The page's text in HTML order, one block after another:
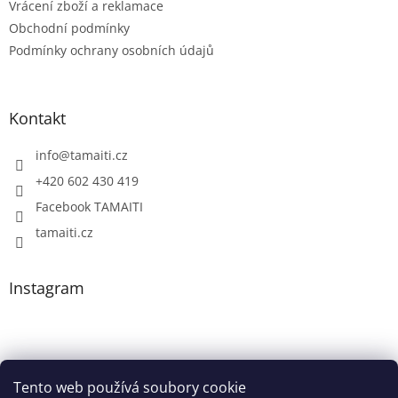
Tento web používá soubory cookie
Vrácení zboží a reklamace
Obchodní podmínky
Podmínky ochrany osobních údajů
Kontakt
info@tamaiti.cz
+420 602 430 419
Facebook TAMAITI
tamaiti.cz
Instagram